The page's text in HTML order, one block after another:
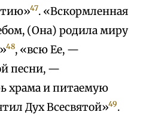
47. «Вскормленная
(Она) родила миру
48, «всю Ее, —
песни, —
храма и питаемую
Дух Всесвятой»49.